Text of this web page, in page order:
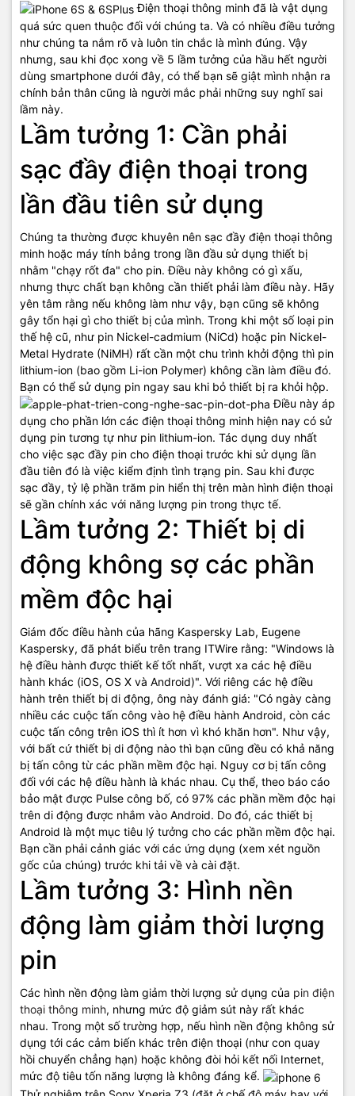
Điện thoại thông minh đã là vật dụng
quá sức quen thuộc đối với chúng ta. Và có nhiều điều tưởng
như chúng ta nắm rõ và luôn tin chắc là mình đúng. Vậy
nhưng, sau khi đọc xong về 5 lầm tưởng của hầu hết người
dùng smartphone dưới đây, có thể bạn sẽ giật mình nhận ra
chính bản thân cũng là người mắc phải những suy nghĩ sai
lầm này.
Lầm tưởng 1: Cần phải
sạc đầy điện thoại trong
lần đầu tiên sử dụng
Chúng ta thường được khuyên nên sạc đầy điện thoại thông
minh hoặc máy tính bảng trong lần đầu sử dụng thiết bị
nhằm "chạy rốt đa" cho pin. Điều này không có gì xấu,
nhưng thực chất bạn không cần thiết phải làm điều này. Hãy
yên tâm rằng nếu không làm như vậy, bạn cũng sẽ không
gây tổn hại gì cho thiết bị của mình. Trong khi một số loại pin
thế hệ cũ, như pin Nickel-cadmium (NiCd) hoặc pin Nickel-
Metal Hydrate (NiMH) rất cần một chu trình khởi động thì pin
lithium-ion (bao gồm Li-ion Polymer) không cần làm điều đó.
Bạn có thể sử dụng pin ngay sau khi bỏ thiết bị ra khỏi hộp.
Điều này áp
dụng cho phần lớn các điện thoại thông minh hiện nay có sử
dụng pin tương tự như pin lithium-ion. Tác dụng duy nhất
cho việc sạc đầy pin cho điện thoại trước khi sử dụng lần
đầu tiên đó là việc kiểm định tình trạng pin. Sau khi được
sạc đầy, tỷ lệ phần trăm pin hiển thị trên màn hình điện thoại
sẽ gần chính xác với năng lượng pin trong thực tế.
Lầm tưởng 2: Thiết bị di
động không sợ các phần
mềm độc hại
Giám đốc điều hành của hãng Kaspersky Lab, Eugene
Kaspersky, đã phát biểu trên trang ITWire rằng: "Windows là
hệ điều hành được thiết kế tốt nhất, vượt xa các hệ điều
hành khác (iOS, OS X và Android)". Với riêng các hệ điều
hành trên thiết bị di động, ông này đánh giá: "Có ngày càng
nhiều các cuộc tấn công vào hệ điều hành Android, còn các
cuộc tấn công trên iOS thì ít hơn vì khó khăn hơn". Như vậy,
với bất cứ thiết bị di động nào thì bạn cũng đều có khả năng
bị tấn công từ các phần mềm độc hại. Nguy cơ bị tấn công
đối với các hệ điều hành là khác nhau. Cụ thể, theo báo cáo
bảo mật được Pulse công bố, có 97% các phần mềm độc hại
trên di động được nhắm vào Android. Do đó, các thiết bị
Android là một mục tiêu lý tưởng cho các phần mềm độc hại.
Bạn cần phải cảnh giác với các ứng dụng (xem xét nguồn
gốc của chúng) trước khi tải về và cài đặt.
Lầm tưởng 3: Hình nền
động làm giảm thời lượng
pin
Các hình nền động làm giảm thời lượng sử dụng của pin điện
thoại thông minh, nhưng mức độ giảm sút này rất khác
nhau. Trong một số trường hợp, nếu hình nền động không sử
dụng tới các cảm biến khác trên điện thoại (như con quay
hồi chuyển chẳng hạn) hoặc không đòi hỏi kết nối Internet,
mức độ tiêu tốn năng lượng là không đáng kể.